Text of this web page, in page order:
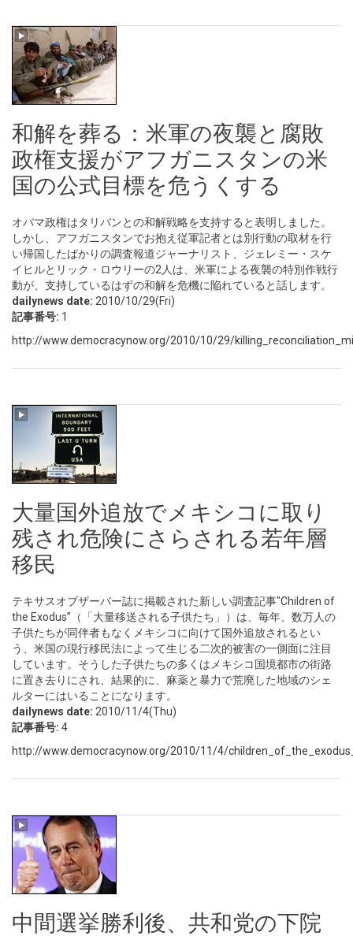
和解を葬る：米軍の夜襲と腐敗
政権支援がアフガニスタンの米
国の公式目標を危うくする
オバマ政権はタリバンとの和解戦略を支持すると表明しました。
しかし、アフガニスタンでお抱え従軍記者とは別行動の取材を行
い帰国したばかりの調査報道ジャーナリスト、ジェレミー・スケ
イヒルとリック・ロウリーの2人は、米軍による夜襲の特別作戦行
動が、支持しているはずの和解を危機に陥れていると話します。
dailynews date: 2010/10/29(Fri)
記事番号: 1
http://www.democracynow.org/2010/10/29/
大量国外追放でメキシコに取り
残され危険にさらされる若年層
移民
テキサスオブザーバー誌に掲載された新しい調査記事"Children of
the Exodus”（「大量移送される子供たち」）は、毎年、数万人の
子供たちが同伴者もなくメキシコに向けて国外追放されるとい
う、米国の現行移民法によって生じる二次的被害の一側面に注目
しています。そうした子供たちの多くはメキシコ国境都市の街路
に置き去りにされ、結果的に、麻薬と暴力で荒廃した地域のシェ
ルターにはいることになります。
dailynews date: 2010/11/4(Thu)
記事番号: 4
http://www.democracynow.org/2010/11/4/
中間選挙勝利後、共和党の下院